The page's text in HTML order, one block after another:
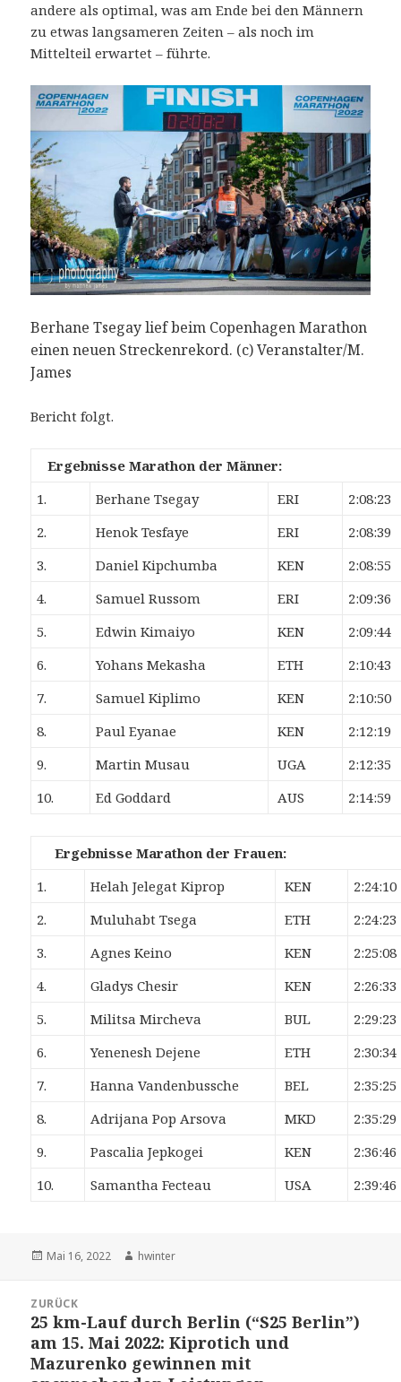
andere als optimal, was am Ende bei den Männern
zu etwas langsameren Zeiten – als noch im
Mittelteil erwartet – führte.
Berhane Tsegay lief beim Copenhagen Marathon
einen neuen Streckenrekord. (c) Veranstalter/M.
James
Bericht folgt.
Ergebnisse Marathon der Männer:
1.
Berhane Tsegay ERI
2:08:23
2.
Henok Tesfaye ERI
2:08:39
3.
Daniel Kipchumba KEN
2:08:55
4.
Samuel Russom ERI
2:09:36
5.
Edwin Kimaiyo KEN
2:09:44
6.
Yohans Mekasha ETH
2:10:43
7.
Samuel Kiplimo KEN
2:10:50
8.
Paul Eyanae KEN
2:12:19
9.
Martin Musau UGA
2:12:35
10.
Ed Goddard AUS 2:14:59
Ergebnisse Marathon der Frauen:
1.
Helah Jelegat Kiprop KEN
2:24:10
2.
Muluhabt Tsega ETH
2:24:23
3.
Agnes Keino KEN
2:25:08
4.
Gladys Chesir KEN
2:26:33
5.
Militsa Mircheva BUL
2:29:23
6.
Yenenesh Dejene ETH
2:30:34
7.
Hanna Vandenbussche BEL
2:35:25
8.
Adrijana Pop Arsova MKD
2:35:29
9.
Pascalia Jepkogei KEN
2:36:46
10.
Samantha Fecteau USA 2:39:46
Veröffentlicht
Mai 16, 2022 Autor
hwinter
Navigation
ZURÜCK
Vorheriger
Beitrag:
25 km-Lauf durch Berlin (“S25 Berlin”)
am 15. Mai 2022: Kiprotich und
Mazurenko gewinnen mit